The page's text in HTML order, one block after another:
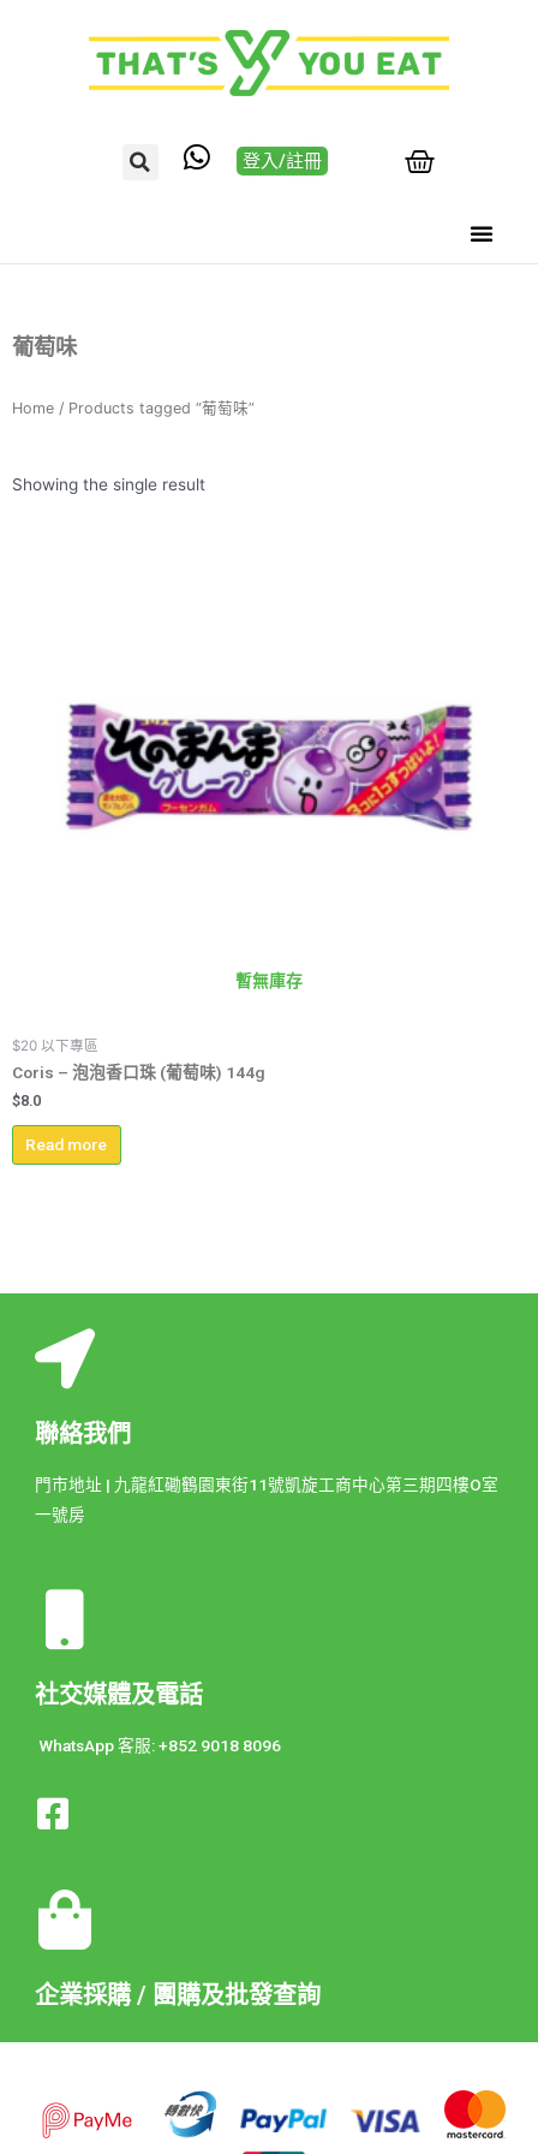
登入/註冊
葡萄味
Home / Products tagged “葡萄味”
Showing the single result
暫無庫存
$20 以下專區
Coris – 泡泡香口珠 (葡萄味) 144g
$8.0
Read more
聯絡我們
門市地址 | 九龍紅磡鶴園東街11號凱旋工商中心第三期四樓O室
一號房
社交媒體及電話
WhatsApp 客服: +852 9018 8096
企業採購 / 團購及批發查詢